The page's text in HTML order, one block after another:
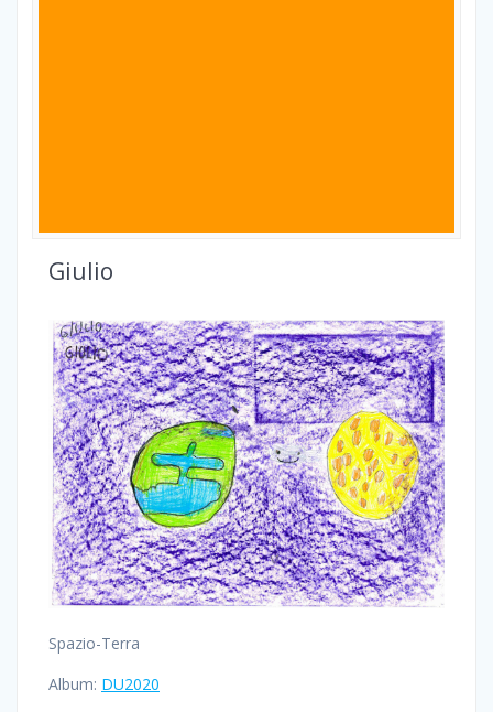
Giulio
Spazio-Terra
Album: DU2020